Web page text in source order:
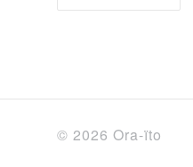
© 2026 Ora-ïto